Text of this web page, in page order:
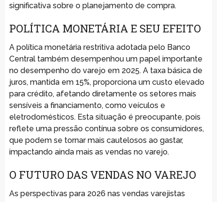
significativa sobre o planejamento de compra.
POLÍTICA MONETÁRIA E SEU EFEITO
A política monetária restritiva adotada pelo Banco
Central também desempenhou um papel importante
no desempenho do varejo em 2025. A taxa básica de
juros, mantida em 15%, proporciona um custo elevado
para crédito, afetando diretamente os setores mais
sensíveis a financiamento, como veículos e
eletrodomésticos. Esta situação é preocupante, pois
reflete uma pressão contínua sobre os consumidores,
que podem se tornar mais cautelosos ao gastar,
impactando ainda mais as vendas no varejo.
O FUTURO DAS VENDAS NO VAREJO
As perspectivas para 2026 nas vendas varejistas